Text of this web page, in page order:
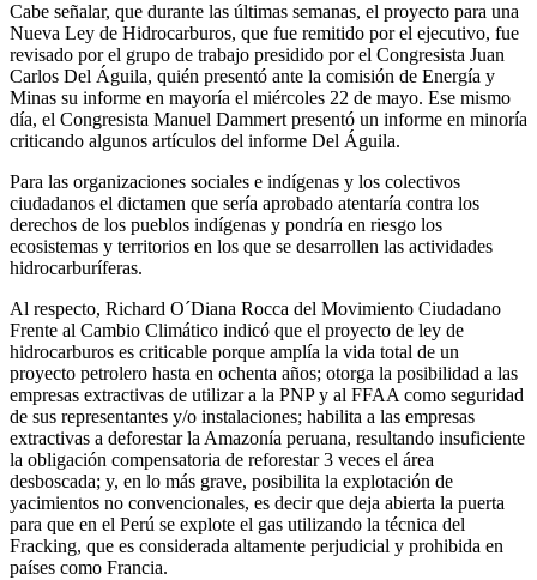
Cabe señalar, que durante las últimas semanas, el proyecto para una
Nueva Ley de Hidrocarburos, que fue remitido por el ejecutivo, fue
revisado por el grupo de trabajo presidido por el Congresista Juan
Carlos Del Águila, quién presentó ante la comisión de Energía y
Minas su informe en mayoría el miércoles 22 de mayo. Ese mismo
día, el Congresista Manuel Dammert presentó un informe en minoría
criticando algunos artículos del informe Del Águila.
Para las organizaciones sociales e indígenas y los colectivos
ciudadanos el dictamen que sería aprobado atentaría contra los
derechos de los pueblos indígenas y pondría en riesgo los
ecosistemas y territorios en los que se desarrollen las actividades
hidrocarburíferas.
Al respecto, Richard O´Diana Rocca del Movimiento Ciudadano
Frente al Cambio Climático indicó que el proyecto de ley de
hidrocarburos es criticable porque amplía la vida total de un
proyecto petrolero hasta en ochenta años; otorga la posibilidad a las
empresas extractivas de utilizar a la PNP y al FFAA como seguridad
de sus representantes y/o instalaciones; habilita a las empresas
extractivas a deforestar la Amazonía peruana, resultando insuficiente
la obligación compensatoria de reforestar 3 veces el área
desboscada; y, en lo más grave, posibilita la explotación de
yacimientos no convencionales, es decir que deja abierta la puerta
para que en el Perú se explote el gas utilizando la técnica del
Fracking, que es considerada altamente perjudicial y prohibida en
países como Francia.